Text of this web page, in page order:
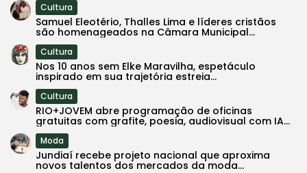
Cultura
Samuel Eleotério, Thalles Lima e líderes cristãos
são homenageados na Câmara Municipal...
Cultura
Nos 10 anos sem Elke Maravilha, espetáculo
inspirado em sua trajetória estreia...
Cultura
RIO+JOVEM abre programação de oficinas
gratuitas com grafite, poesia, audiovisual com IA...
Moda
Jundiaí recebe projeto nacional que aproxima
novos talentos dos mercados da moda...